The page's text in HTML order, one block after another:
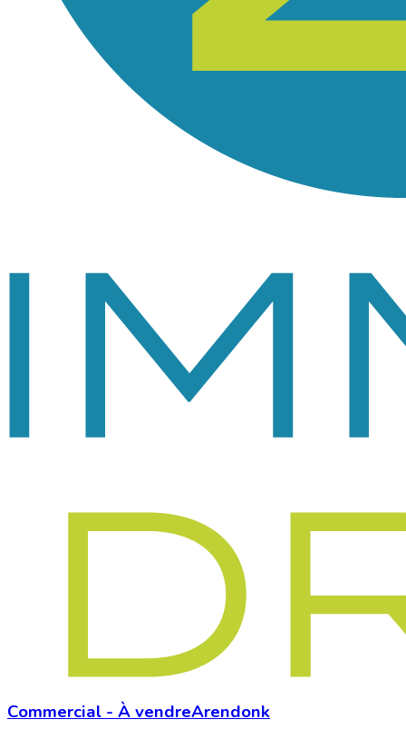
Commercial - À vendreArendonk